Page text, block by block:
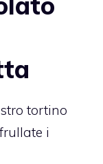
tortino
i